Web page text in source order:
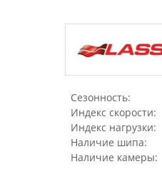
Сезонность:
Индекс скорости:
Индекс нагрузки:
Наличие шипа:
Наличие камеры: